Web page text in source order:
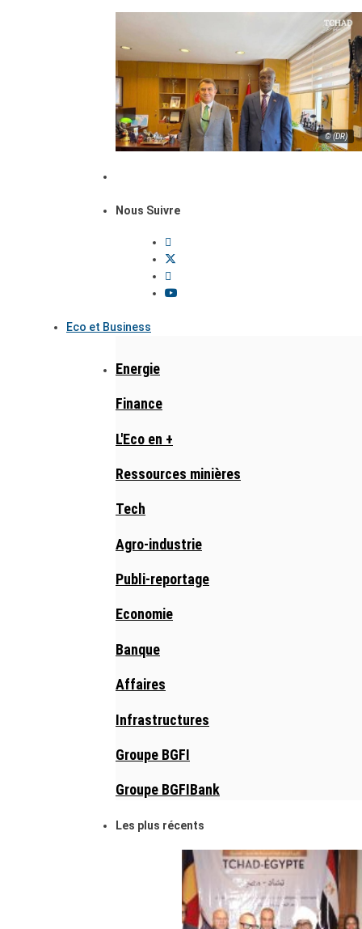
© (DR)
Nous Suivre
Eco et Business
Energie
Finance
L'Eco en +
Ressources minières
Tech
Agro-industrie
Publi-reportage
Economie
Banque
Affaires
Infrastructures
Groupe BGFI
Groupe BGFIBank
Les plus récents